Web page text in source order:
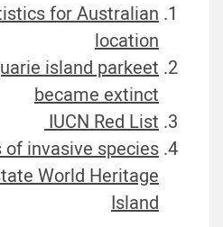
for Australian
location
island parkeet
became extinct
IUCN Red List
invasive species
World Heritage
Island